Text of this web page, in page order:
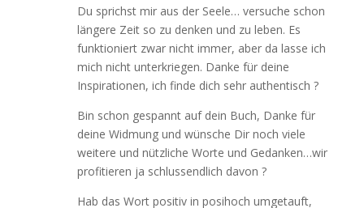
Du sprichst mir aus der Seele… versuche schon
längere Zeit so zu denken und zu leben. Es
funktioniert zwar nicht immer, aber da lasse ich
mich nicht unterkriegen. Danke für deine
Inspirationen, ich finde dich sehr authentisch ?
Bin schon gespannt auf dein Buch, Danke für
deine Widmung und wünsche Dir noch viele
weitere und nützliche Worte und Gedanken…wir
profitieren ja schlussendlich davon ?
Hab das Wort positiv in posihoch umgetauft,